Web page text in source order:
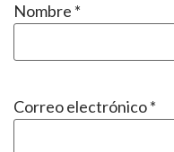
Nombre *
Correo electrónico*